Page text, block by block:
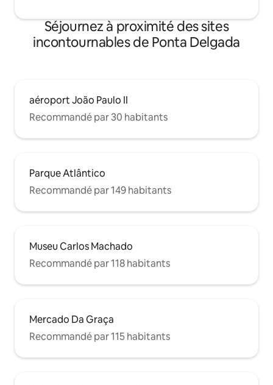
Séjournez à proximité des sites
incontournables de Ponta Delgada
aéroport João Paulo II
Recommandé par 30 habitants
Parque Atlântico
Recommandé par 149 habitants
Museu Carlos Machado
Recommandé par 118 habitants
Mercado Da Graça
Recommandé par 115 habitants